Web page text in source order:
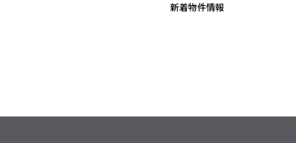
新着物件情報